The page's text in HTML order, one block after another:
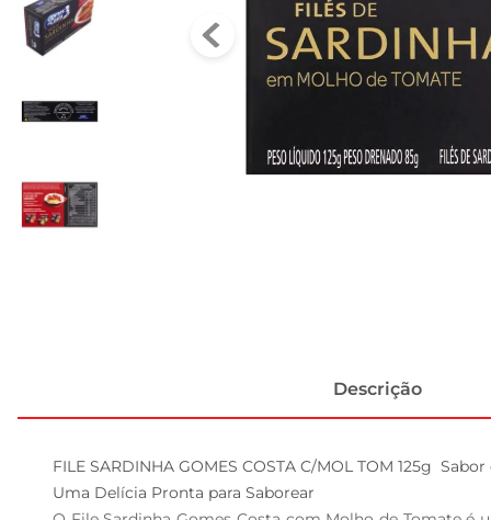
Descrição
FILE SARDINHA GOMES COSTA C/MOL TOM 125g
Uma Delícia Pronta para Saborear